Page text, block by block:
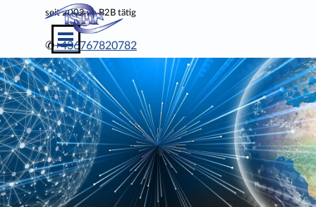
Direkt zum Seiteninhalt
✆+436767820782
seit 2002 im B2B tätig
Menü überspringen